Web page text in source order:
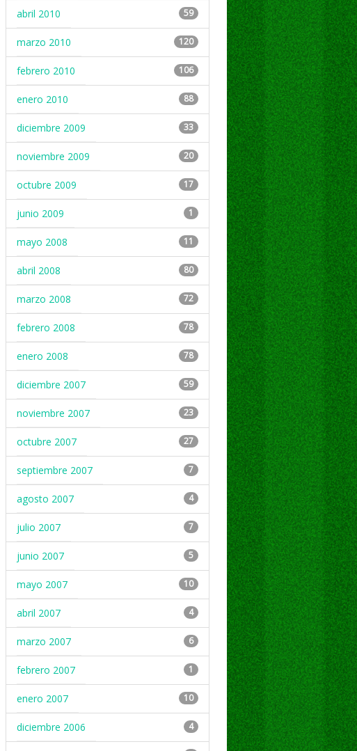
abril 2010 59
marzo 2010 120
febrero 2010 106
enero 2010 88
diciembre 2009 33
noviembre 2009 20
octubre 2009 17
junio 2009 1
mayo 2008 11
abril 2008 80
marzo 2008 72
febrero 2008 78
enero 2008 78
diciembre 2007 59
noviembre 2007 23
octubre 2007 27
septiembre 2007 7
agosto 2007 4
julio 2007 7
junio 2007 5
mayo 2007 10
abril 2007 4
marzo 2007 6
febrero 2007 1
enero 2007 10
diciembre 2006 4